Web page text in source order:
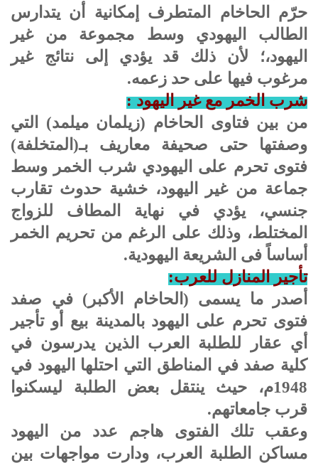
حرّم الحاخام المتطرف إمكانية أن يتدارس
الطالب اليهودي وسط مجموعة من غير
اليهود،؛ لأن ذلك قد يؤدي إلى نتائج غير
مرغوب فيها على حد زعمه.
شرب الخمر مع غير اليهود :
من بين فتاوى الحاخام (زيلمان ميلمد) التي
وصفتها حتى صحيفة معاريف بـ(المتخلفة)
فتوى تحرم على اليهودي شرب الخمر وسط
جماعة من غير اليهود، خشية حدوث تقارب
جنسي، يؤدي في نهاية المطاف للزواج
المختلط، وذلك على الرغم من تحريم الخمر
أساساً فى الشريعة اليهودية.
تأجير المنازل للعرب:
أصدر ما يسمى (الحاخام الأكبر) في صفد
فتوى تحرم على اليهود بالمدينة بيع أو تأجير
أي عقار للطلبة العرب الذين يدرسون في
كلية صفد في المناطق التي احتلها اليهود في
1948م، حيث ينتقل بعض الطلبة ليسكنوا
قرب جامعاتهم.
وعقب تلك الفتوى هاجم عدد من اليهود
مساكن الطلبة العرب، ودارت مواجهات بين